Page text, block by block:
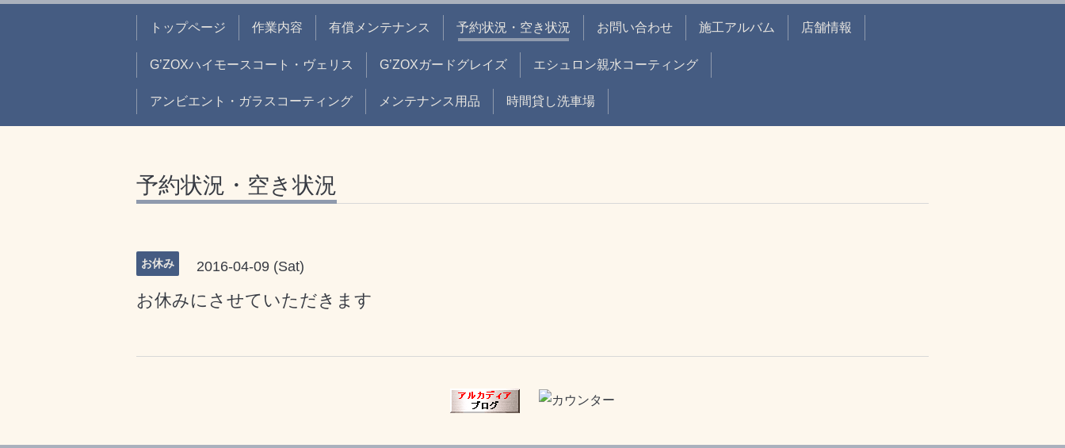
トップページ 作業内容 有償メンテナンス 予約状況・空き状況 お問い合わせ 施工アルバム 店舗情報
G’ZOXハイモースコート・ヴェリス G’ZOXガードグレイズ エシュロン親水コーティング
アンビエント・ガラスコーティング メンテナンス用品 時間貸し洗車場
予約状況・空き状況
お休み 2016-04-09 (Sat)
お休みにさせていただきます